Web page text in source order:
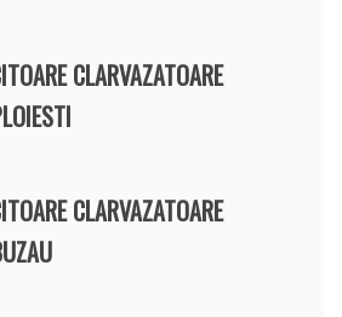
CLARVAZATOARE
CLARVAZATOARE